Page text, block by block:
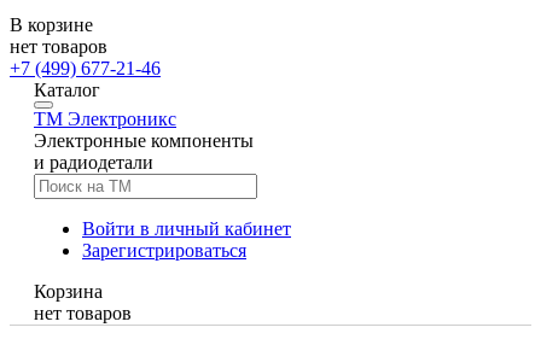
В корзине
нет товаров
+7 (499) 677-21-46
Каталог
TM Электроникс
Электронные компоненты
и радиодетали
Войти в личный кабинет
Зарегистрироваться
Корзина
нет товаров